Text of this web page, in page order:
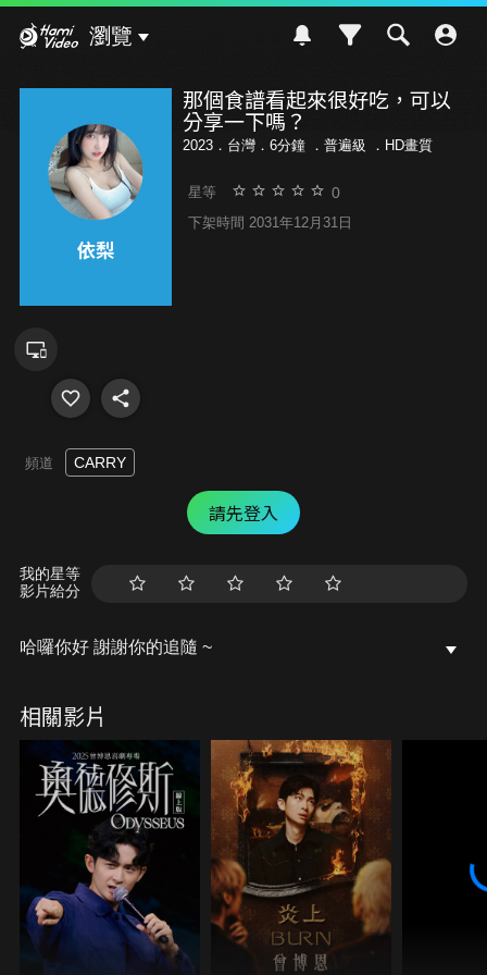
瀏覽
那個食譜看起來很好吃，可以
分享一下嗎？
2023．台灣．6分鐘 ． 普遍級 ．HD畫質
星等 0
下架時間 2031年12月31日
頻道 CARRY
請先登入
我的星等
影片給分
哈囉你好 謝謝你的追隨 ~
相關影片